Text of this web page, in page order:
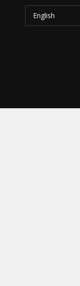
English